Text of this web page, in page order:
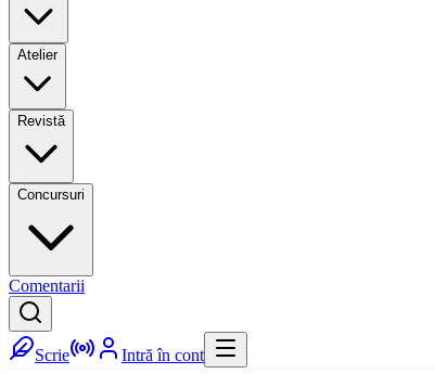
Atelier
Revistă
Concursuri
Comentarii
Scrie Intră în cont